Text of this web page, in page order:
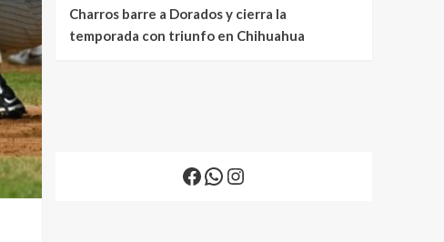
Charros barre a Dorados y cierra la
temporada con triunfo en Chihuahua
Facebook
WhatsApp
Instagram